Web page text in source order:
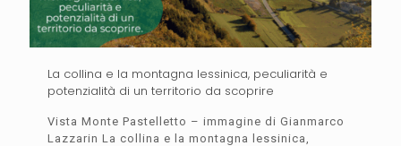
La collina e la montagna lessinica, peculiarità e
potenzialità di un territorio da scoprire
Vista Monte Pastelletto – immagine di Gianmarco
Lazzarin La collina e la montagna lessinica,